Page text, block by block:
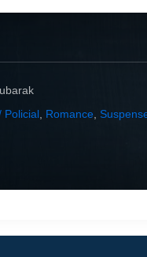
Policial Romance